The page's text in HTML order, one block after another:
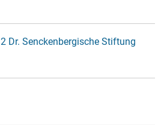
2 Dr. Senckenbergische Stiftung